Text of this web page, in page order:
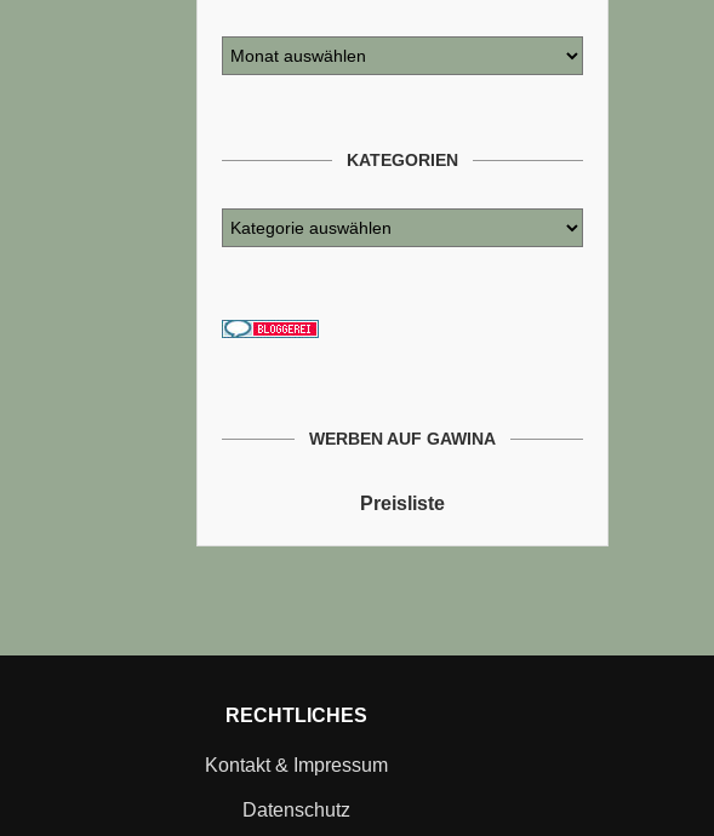
KATEGORIEN
WERBEN AUF GAWINA
Preisliste
RECHTLICHES
Kontakt & Impressum
Datenschutz